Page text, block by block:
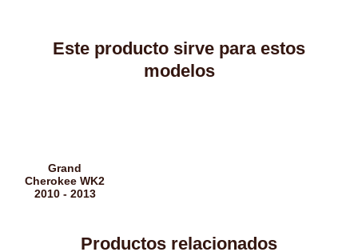
Este producto sirve para estos
modelos
Grand
Cherokee WK2
2010 - 2013
Productos relacionados